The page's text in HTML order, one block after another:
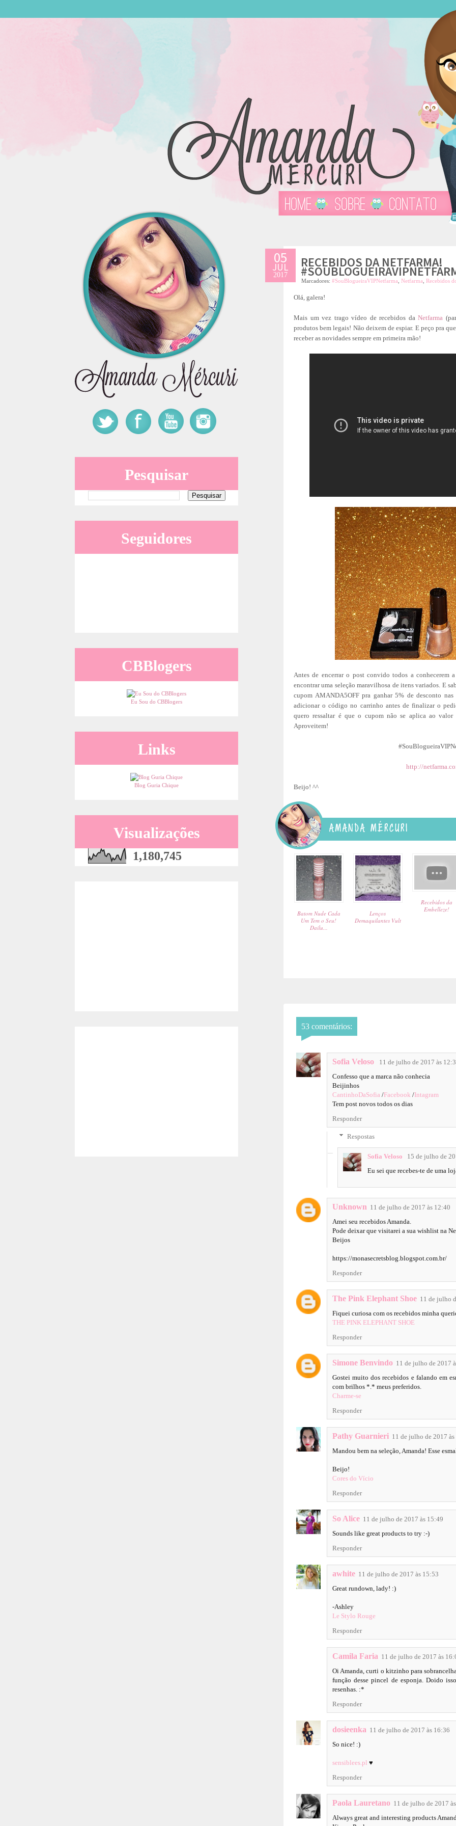
05
JUL
2017
RECEBIDOS DA NETFARMA!
Marcadores: #SouBlogueiraVIPNetfarma Netfarma Recebidos
Olá, galera!
Mais um vez trago vídeo de recebidos da Netfarma
produtos bem legais! Não deixem de espiar. E peço pra
receber as novidades sempre em primeira mão!
Antes de encerrar o post convido todos a conhecerem
encontrar uma seleção maravilhosa de itens variados. E
cupom AMANDA5OFF pra ganhar 5% de desconto
adicionar o código no carrinho antes de finalizar o
quero ressaltar é que o cupom não se aplica ao
Aproveitem!
http://
Beijo! ^^
:
Batom Nude Cada
Um Tem o Seu!
Dailu...
Lenços
Demaquilantes Vult
Recebidos da
Embelleze!
53 comentários:
Sofia Veloso
11 de julho de 2017 às
Confesso que a marca não conhecia
Beijinhos
CantinhoDaSofia /Facebook /Intagram
Tem post novos todos os dias
Responder
Respostas
Sofia Veloso
15 de julho de
Eu sei que recebes-te de uma
Unknown 11 de julho de 2017 às 12:40
Amei seu recebidos Amanda.
Pode deixar que visitarei a sua wishlist na
Beijos
https://monasecretsblog.blogspot.com.br/
Responder
The Pink Elephant Shoe 11 de julho
Fiquei curiosa com os recebidos minha
THE PINK ELEPHANT SHOE
Responder
Simone Benvindo 11 de julho de 2017
Gostei muito dos recebidos e falando em
com brilhos *.* meus preferidos.
Charme-se
Responder
Pathy Guarnieri 11 de julho de 2017
Mandou bem na seleção, Amanda! Esse
Beijo!
Cores do Vício
Responder
So Alice 11 de julho de 2017 às 15:49
Sounds like great products to try :-)
Responder
awhite 11 de julho de 2017 às 15:53
Great rundown, lady! :)
-Ashley
Le Stylo Rouge
Responder
Camila Faria 11 de julho de 2017 às
Oi Amanda, curti o kitzinho para
função desse pincel de esponja. Doido
resenhas. :*
Responder
dosieenka 11 de julho de 2017 às 16:36
So nice! :)
sensiblees.pl ♥
Responder
Paola Lauretano 11 de julho de 2017
Always great and interesting products
Pesquisar
Seguidores
CBBlogers
Eu Sou do CBBlogers
Links
Blog Guria Chique
Visualizações
1,180,745